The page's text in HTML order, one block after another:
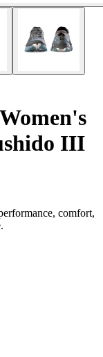
Women's
III
comfort,